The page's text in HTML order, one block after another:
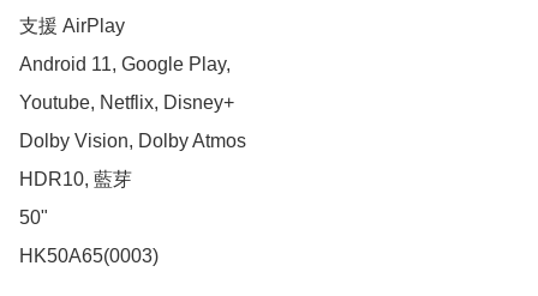
支援 AirPlay
Android 11, Google Play,
Youtube, Netflix, Disney+
Dolby Vision, Dolby Atmos
HDR10, 藍芽
50"
HK50A65(0003)